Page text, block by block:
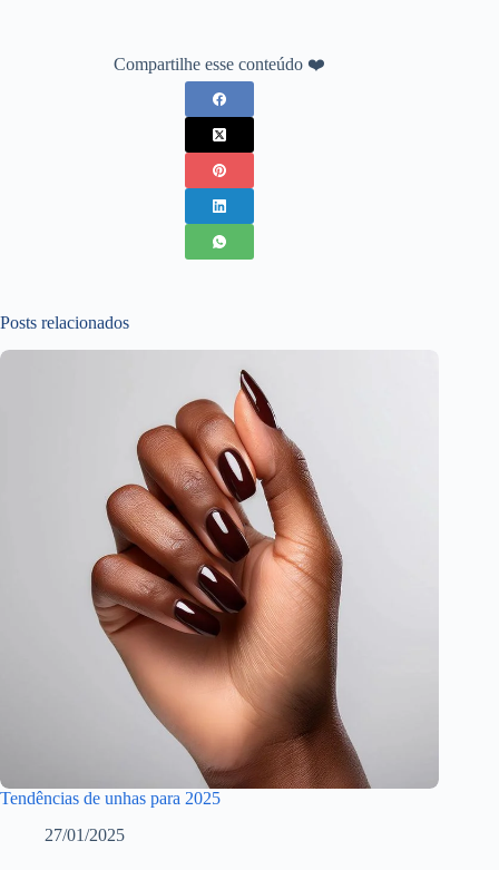
Compartilhe esse conteúdo ❤️
Posts relacionados
Tendências de unhas para 2025
27/01/2025